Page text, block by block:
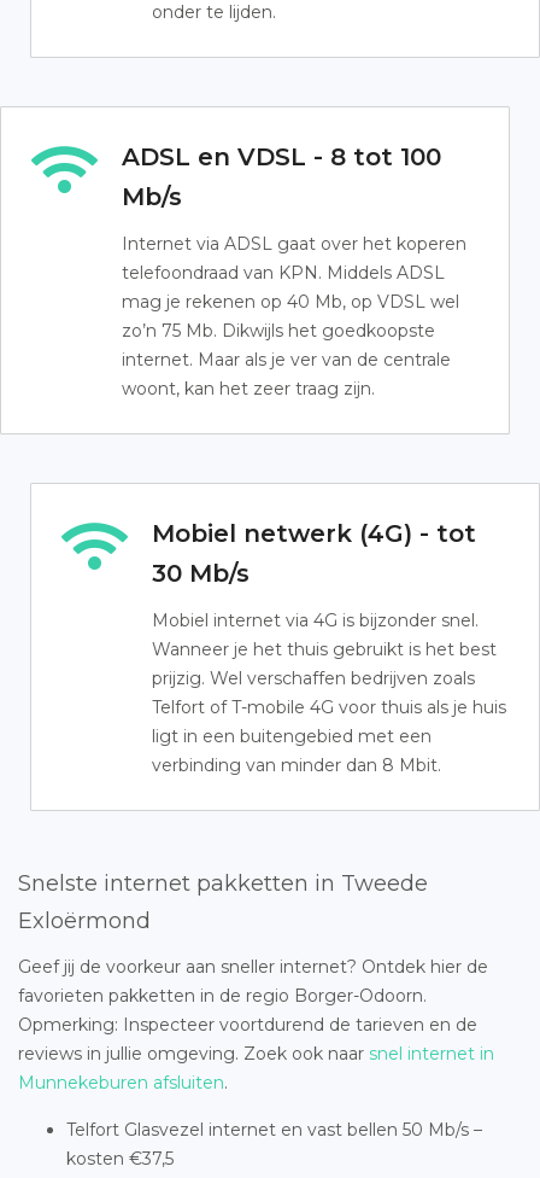
onder te lijden.
ADSL en VDSL - 8 tot 100
Mb/s
Internet via ADSL gaat over het koperen
telefoondraad van KPN. Middels ADSL
mag je rekenen op 40 Mb, op VDSL wel
zo’n 75 Mb. Dikwijls het goedkoopste
internet. Maar als je ver van de centrale
woont, kan het zeer traag zijn.
Mobiel netwerk (4G) - tot
30 Mb/s
Mobiel internet via 4G is bijzonder snel.
Wanneer je het thuis gebruikt is het best
prijzig. Wel verschaffen bedrijven zoals
Telfort of T-mobile 4G voor thuis als je huis
ligt in een buitengebied met een
verbinding van minder dan 8 Mbit.
Snelste internet pakketten in Tweede
Exloërmond
Geef jij de voorkeur aan sneller internet? Ontdek hier de
favorieten pakketten in de regio Borger-Odoorn.
Opmerking: Inspecteer voortdurend de tarieven en de
reviews in jullie omgeving. Zoek ook naar snel internet in
Munnekeburen afsluiten.
Telfort Glasvezel internet en vast bellen 50 Mb/s –
kosten €37,5